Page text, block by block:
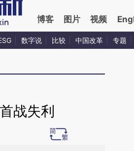
博客 图片 视频
数字说 比较 中国改革 专题
战失利